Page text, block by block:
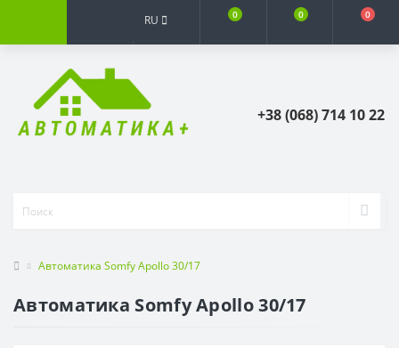
RU 0 0 0
+38 (068) 714 10 22
Автоматика Somfy Apollo 30/17
Автоматика Somfy Apollo 30/17